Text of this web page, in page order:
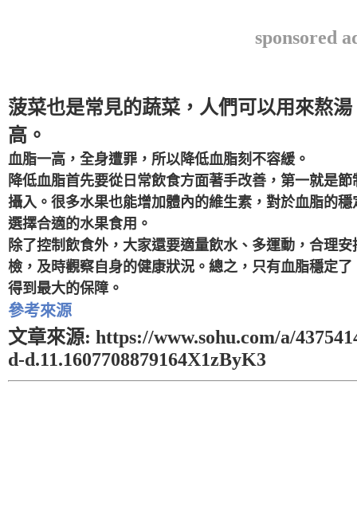
sponsored
菠菜也是常見的蔬菜，人們可以用來熬
高。
血脂一高，全身遭罪，所以降低血脂刻不容緩。
降低血脂首先要從日常飲食方面著手改善，第一就是
攝入。很多水果也能增加體內的維生素，對於血脂的
選擇合適的水果食用。
除了控制飲食外，大家還要適量飲水、多運動，合理
檢，及時觀察自身的健康狀況。總之，只有血脂穩定
得到最大的保障。
參考來源
文章來源: https://www.sohu.com/a/
d-d.11.1607708879164X1zByK3